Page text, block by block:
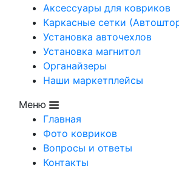
Аксессуары для ковриков
Каркасные сетки
Установка авточехлов
Установка магнитол
Органайзеры
Наши маркетплейсы
Меню
Главная
Фото ковриков
Вопросы и ответы
Контакты